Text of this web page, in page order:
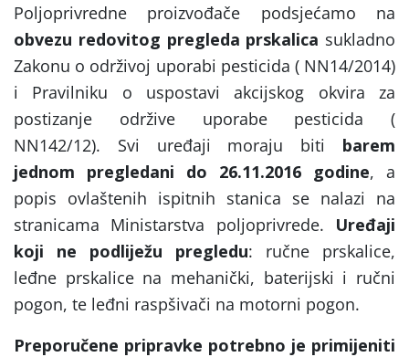
Poljoprivredne proizvođače podsjećamo na
obvezu redovitog pregleda prskalica sukladno
Zakonu o održivoj uporabi pesticida ( NN14/2014)
i Pravilniku o uspostavi akcijskog okvira za
postizanje održive uporabe pesticida (
NN142/12). Svi uređaji moraju biti barem
jednom pregledani do 26.11.2016 godine, a
popis ovlaštenih ispitnih stanica se nalazi na
stranicama Ministarstva poljoprivrede. Uređaji
koji ne podliježu pregledu: ručne prskalice,
leđne prskalice na mehanički, baterijski i ručni
pogon, te leđni raspšivači na motorni pogon.
Preporučene pripravke potrebno je primijeniti